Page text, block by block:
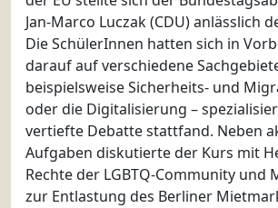
Jan-Marco Luczak (CDU) anlässlich
Die SchülerInnen hatten sich in
darauf auf verschiedene
beispielsweise Sicherheits- und
oder die Digitalisierung –
vertiefte Debatte stattfand. Neben
Aufgaben diskutierte der Kurs mit
Rechte der LGBTQ-Community und
zur Entlastung des Berliner